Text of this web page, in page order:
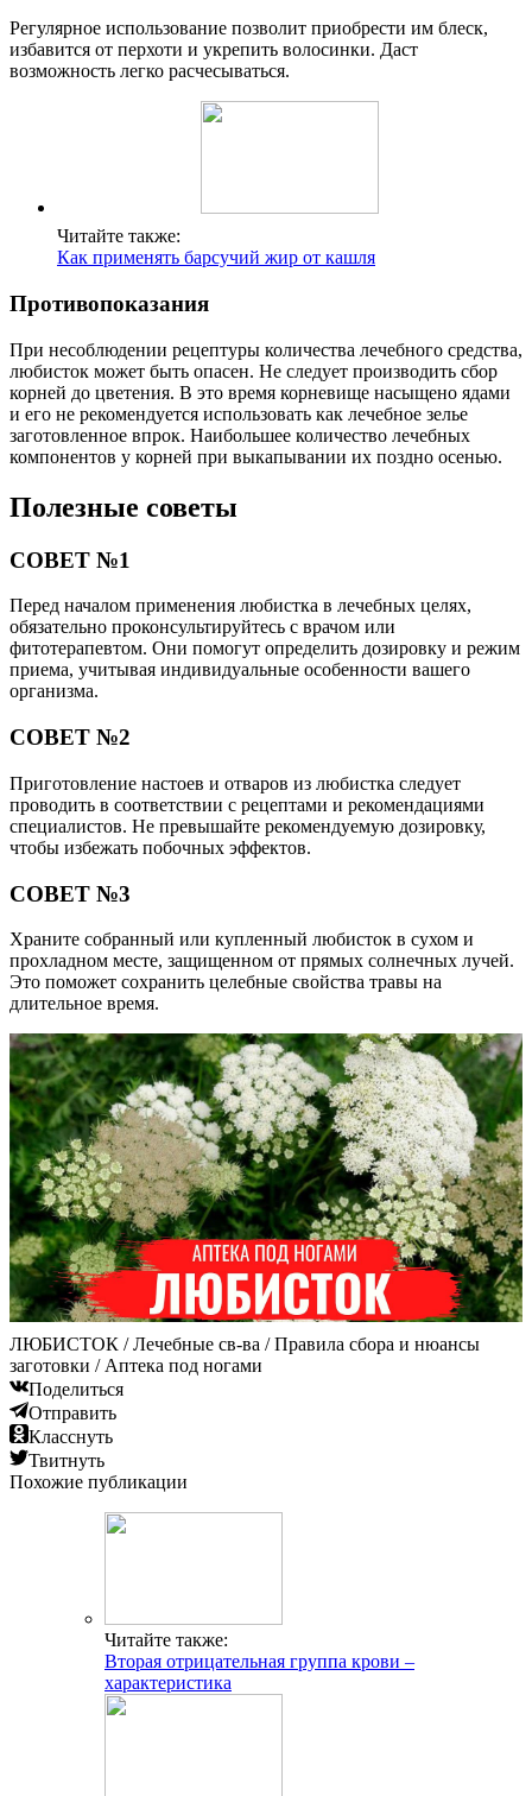
Регулярное использование позволит приобрести им блеск,
избавится от перхоти и укрепить волосинки. Даст
возможность легко расчесываться.
Читайте также:
Как применять барсучий жир от кашля
Противопоказания
При несоблюдении рецептуры количества лечебного средства,
любисток может быть опасен. Не следует производить сбор
корней до цветения. В это время корневище насыщено ядами
и его не рекомендуется использовать как лечебное зелье
заготовленное впрок. Наибольшее количество лечебных
компонентов у корней при выкапывании их поздно осенью.
Полезные советы
СОВЕТ №1
Перед началом применения любистка в лечебных целях,
обязательно проконсультируйтесь с врачом или
фитотерапевтом. Они помогут определить дозировку и режим
приема, учитывая индивидуальные особенности вашего
организма.
СОВЕТ №2
Приготовление настоев и отваров из любистка следует
проводить в соответствии с рецептами и рекомендациями
специалистов. Не превышайте рекомендуемую дозировку,
чтобы избежать побочных эффектов.
СОВЕТ №3
Храните собранный или купленный любисток в сухом и
прохладном месте, защищенном от прямых солнечных лучей.
Это поможет сохранить целебные свойства травы на
длительное время.
ЛЮБИСТОК / Лечебные св-ва / Правила сбора и нюансы
заготовки / Аптека под ногами
Поделиться
Отправить
Класснуть
Твитнуть
Похожие публикации
Читайте также:
Вторая отрицательная группа крови –
характеристика